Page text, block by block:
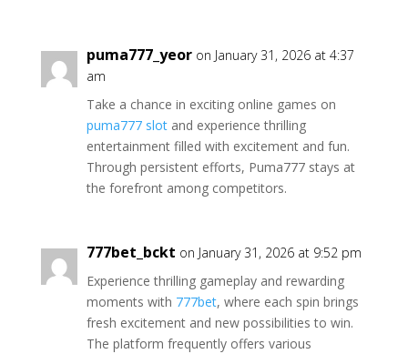
puma777_yeor on January 31, 2026 at 4:37
am
Take a chance in exciting online games on
puma777 slotand experience thrilling
entertainment filled with excitement and fun.
Through persistent efforts, Puma777 stays at
the forefront among competitors.
777bet_bckt on January 31, 2026 at 9:52 pm
Experience thrilling gameplay and rewarding
moments with 777bet, where each spin brings
fresh excitement and new possibilities to win.
The platform frequently offers various